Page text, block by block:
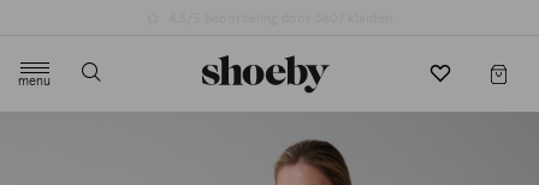
menu